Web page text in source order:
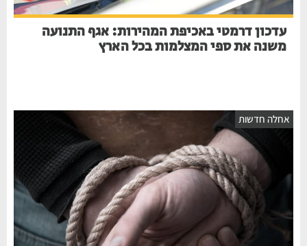
עדכון דרמטי באכיפת המהירות: אגף התנועה
משנה את ספי המצלמות בכל הארץ
אחלה חדשות